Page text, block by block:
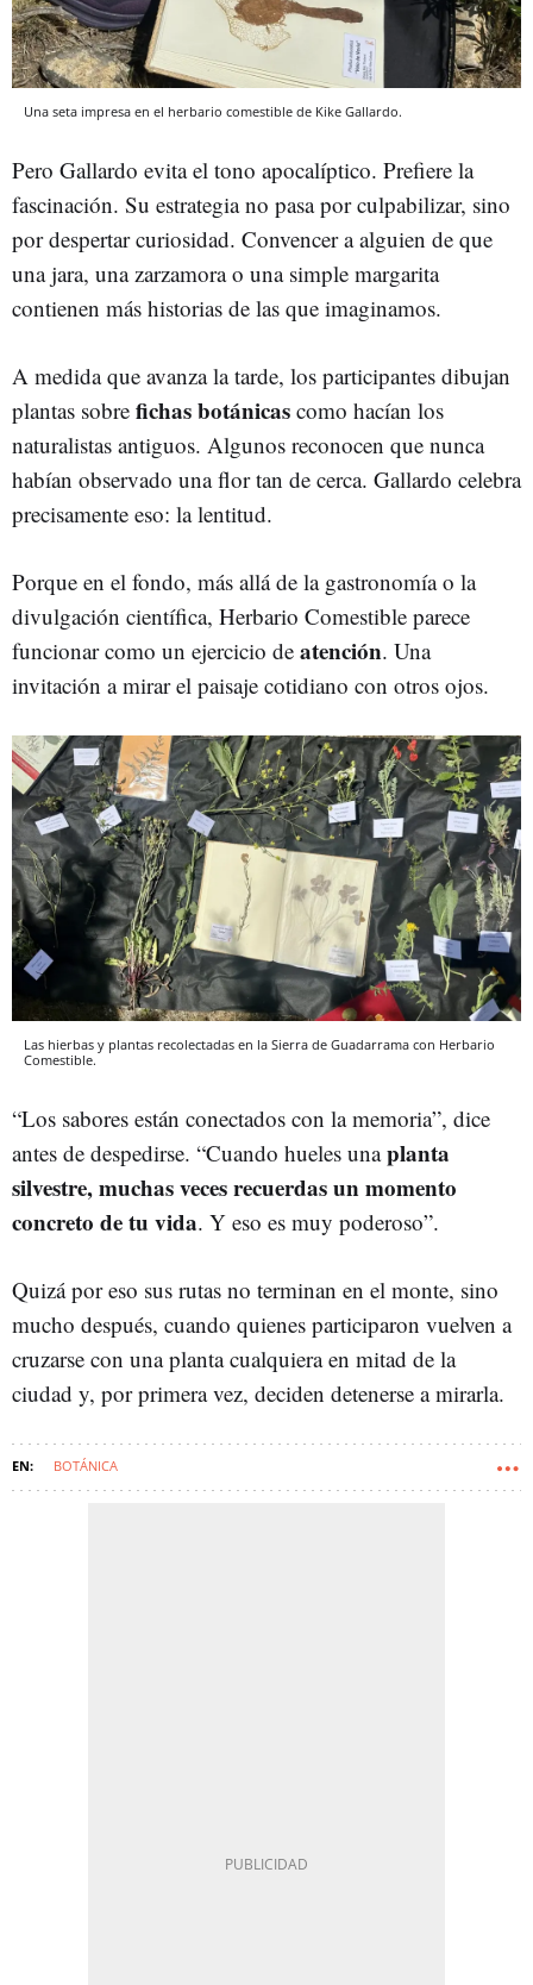
Una seta impresa en el herbario comestible de Kike Gallardo.
Pero Gallardo evita el tono apocalíptico. Prefiere la
fascinación. Su estrategia no pasa por culpabilizar, sino
por despertar curiosidad. Convencer a alguien de que
una jara, una zarzamora o una simple margarita
contienen más historias de las que imaginamos.
A medida que avanza la tarde, los participantes dibujan
plantas sobre fichas botánicas como hacían los
naturalistas antiguos. Algunos reconocen que nunca
habían observado una flor tan de cerca. Gallardo celebra
precisamente eso: la lentitud.
Porque en el fondo, más allá de la gastronomía o la
divulgación científica, Herbario Comestible parece
funcionar como un ejercicio de atención. Una
invitación a mirar el paisaje cotidiano con otros ojos.
Las hierbas y plantas recolectadas en la Sierra de Guadarrama con Herbario
Comestible.
“Los sabores están conectados con la memoria”, dice
antes de despedirse. “Cuando hueles unaplanta
silvestre, muchas veces recuerdas un momento
concreto de tu vida. Y eso es muy poderoso”.
Quizá por eso sus rutas no terminan en el monte, sino
mucho después, cuando quienes participaron vuelven a
cruzarse con una planta cualquiera en mitad de la
ciudad y, por primera vez, deciden detenerse a mirarla.
BOTÁNICA